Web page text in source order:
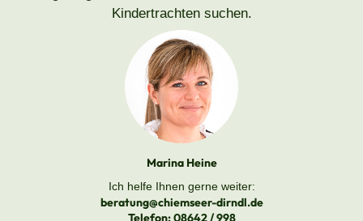
Kindertrachten suchen.
Marina Heine
Ich helfe Ihnen gerne weiter:
beratung@chiemseer-dirndl.de
Telefon:08642 / 998